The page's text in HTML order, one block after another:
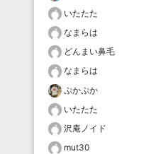
いたたた
なまらは
どんまい鼻毛
なまらは
ぷかぷか
いたたた
沢庵ノイド
mut30